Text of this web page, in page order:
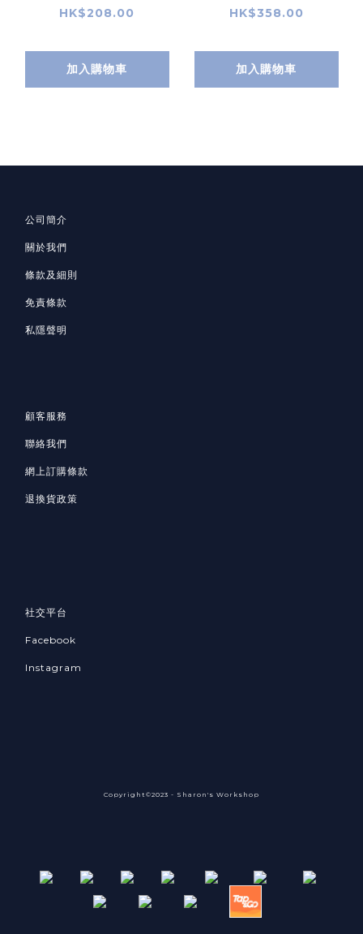
贈美妝蛋收納盒）
HK$208.00
加入購物車
(30ml)
HK$358.00
加入購物車
公司簡介
關於我們
條款及細則
免責條款
私隱聲明
顧客服務
聯絡我們
網上訂購條款
退換貨政策
社交平台
Facebook
Instagram
Copyright©2023 - Sharon's Workshop